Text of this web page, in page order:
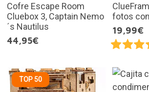
Cofre Escape Room
Cluebox 3, Captain Nemo
´s Nautilus
44,95€
fotos
19,99€
TOP 50